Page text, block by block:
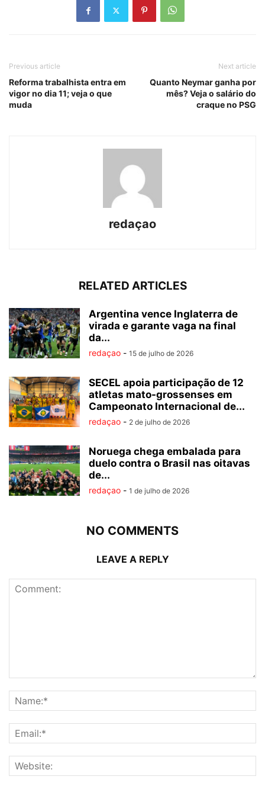
Previous article
Reforma trabalhista entra em
vigor no dia 11; veja o que
muda
Next article
Quanto Neymar ganha por
mês? Veja o salário do
craque no PSG
redaçao
RELATED ARTICLES
Argentina vence Inglaterra de
virada e garante vaga na final
da...
redaçao - 15 de julho de 2026
SECEL apoia participação de 12
atletas mato-grossenses em
Campeonato Internacional de...
redaçao - 2 de julho de 2026
Noruega chega embalada para
duelo contra o Brasil nas oitavas
de...
redaçao - 1 de julho de 2026
NO COMMENTS
LEAVE A REPLY